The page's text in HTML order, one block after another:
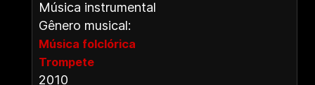
Música instrumental
Gênero musical:
Música folclórica
Trompete
2010